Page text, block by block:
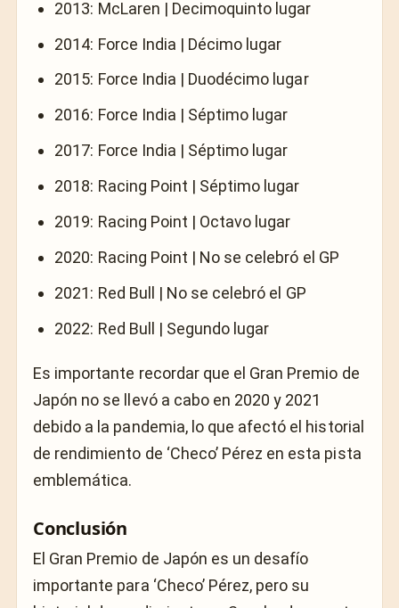
2013: McLaren | Decimoquinto lugar
2014: Force India | Décimo lugar
2015: Force India | Duodécimo lugar
2016: Force India | Séptimo lugar
2017: Force India | Séptimo lugar
2018: Racing Point | Séptimo lugar
2019: Racing Point | Octavo lugar
2020: Racing Point | No se celebró el GP
2021: Red Bull | No se celebró el GP
2022: Red Bull | Segundo lugar
Es importante recordar que el Gran Premio de
Japón no se llevó a cabo en 2020 y 2021
debido a la pandemia, lo que afectó el historial
de rendimiento de ‘Checo’ Pérez en esta pista
emblemática.
Conclusión
El Gran Premio de Japón es un desafío
importante para ‘Checo’ Pérez, pero su